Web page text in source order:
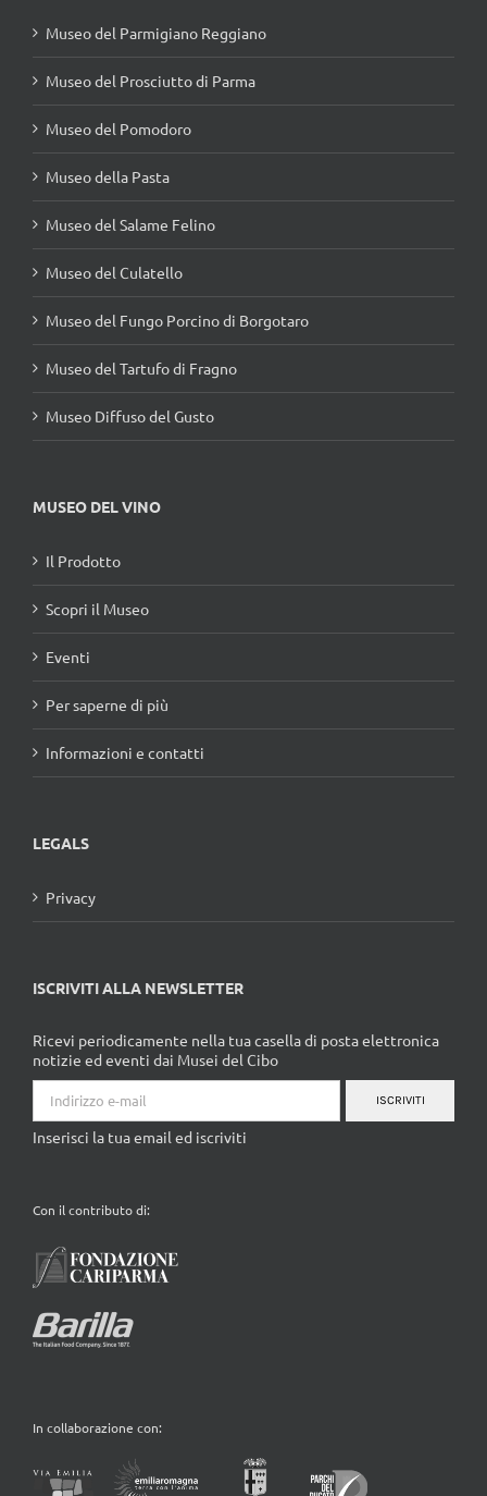
Museo del Parmigiano Reggiano
Museo del Prosciutto di Parma
Museo del Pomodoro
Museo della Pasta
Museo del Salame Felino
Museo del Culatello
Museo del Fungo Porcino di Borgotaro
Museo del Tartufo di Fragno
Museo Diffuso del Gusto
MUSEO DEL VINO
Il Prodotto
Scopri il Museo
Eventi
Per saperne di più
Informazioni e contatti
LEGALS
Privacy
ISCRIVITI ALLA NEWSLETTER
Ricevi periodicamente nella tua casella di posta elettronica
notizie ed eventi dai Musei del Cibo
ISCRIVITI
Inserisci la tua email ed iscriviti
Con il contributo di:
In collaborazione con: